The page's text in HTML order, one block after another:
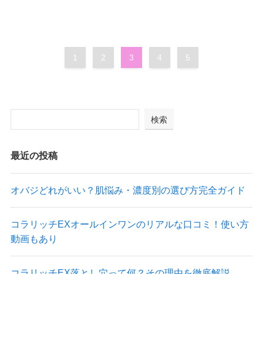
1 2 3 4 5
検索
最近の投稿
オバジどれがいい？肌悩み・濃度別の選び方完全ガイド
コラリッチEXオールインワンのリアルな口コミ！使い方
動画もあり
コラリッチEX落とし穴って何？その理由を徹底解説